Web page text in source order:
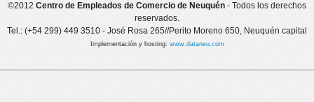
©2012 Centro de Empleados de Comercio de Neuquén - Todos los derechos
reservados.
Tel.: (+54 299) 449 3510 - José Rosa 265//Perito Moreno 650, Neuquén capital
Implementación y hosting: www.dataneu.com